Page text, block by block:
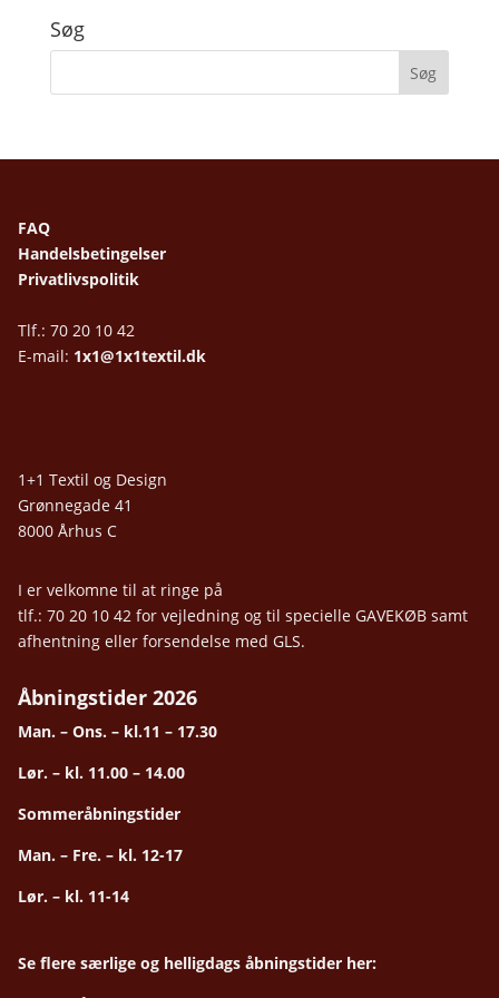
Søg
FAQ
Handelsbetingelser
Privatlivspolitik
Tlf.: 70 20 10 42
E-mail: 1x1@1x1textil.dk
1+1 Textil og Design
Grønnegade 41
8000 Århus C
I er velkomne til at ringe på
tlf.: 70 20 10 42 for vejledning og til specielle GAVEKØB samt
afhentning eller forsendelse med GLS.
Åbningstider 2026
Man. – Ons. – kl.11 – 17.30
Lør. – kl. 11.00 – 14.00
Sommeråbningstider
Man. – Fre. – kl. 12-17
Lør. – kl. 11-14
Se flere særlige og helligdags åbningstider her: